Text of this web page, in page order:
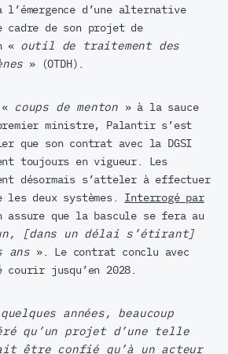
l’émergence d’une alternative
cadre de son projet de
« outil de traitement des
» (OTDH).
coups de menton » à la sauce
ministre, Palantir s’est
que son contrat avec la DGSI
toujours en vigueur. Les
désormais s’atteler à effectuer
deux systèmes. Interrogé par
assure que la bascule se fera au
[dans un délai s’étirant]
ans ». Le contrat conclu avec
courir jusqu’en 2028.
années, beaucoup
qu’un projet d’une telle
être confié qu’à un acteur